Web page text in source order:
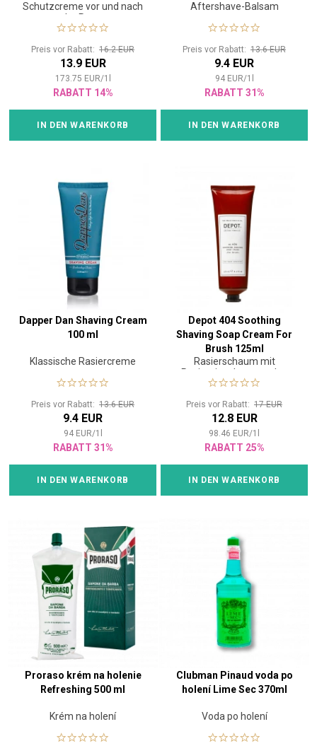
Schutzcreme vor und nach
der Rasur
Preis vor Rabatt: 16.2 EUR
13.9 EUR
173.75 EUR/1
RABATT 14%
IN DEN WARENKORB
Aftershave-Balsam
Preis vor Rabatt: 13.6 EUR
9.4 EUR
94 EUR/1
RABATT 31%
IN DEN WARENKORB
Dapper Dan Shaving Cream
100 ml
Klassische Rasiercreme
Preis vor Rabatt: 13.6 EUR
9.4 EUR
94 EUR/1
RABATT 31%
IN DEN WARENKORB
Depot 404 Soothing
Shaving Soap Cream For
Brush 125ml
Rasierschaum mit
Rasierpinsel verwenden
Preis vor Rabatt: 17 EUR
12.8 EUR
98.46 EUR/1
RABATT 25%
IN DEN WARENKORB
Proraso krém na holenie
Refreshing 500 ml
Krém na holení
Clubman Pinaud voda po
holení Lime Sec 370ml
Voda po holení